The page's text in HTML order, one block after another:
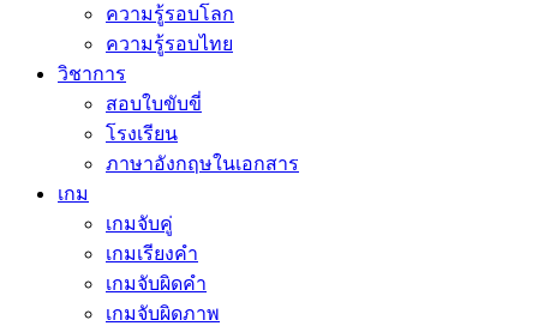
ความรู้รอบโลก
ความรู้รอบไทย
วิชาการ
สอบใบขับขี่
โรงเรียน
ภาษาอังกฤษในเอกสาร
เกม
เกมจับคู่
เกมเรียงคำ
เกมจับผิดคำ
เกมจับผิดภาพ